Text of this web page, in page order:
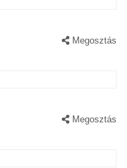
Megosztás
Megosztás